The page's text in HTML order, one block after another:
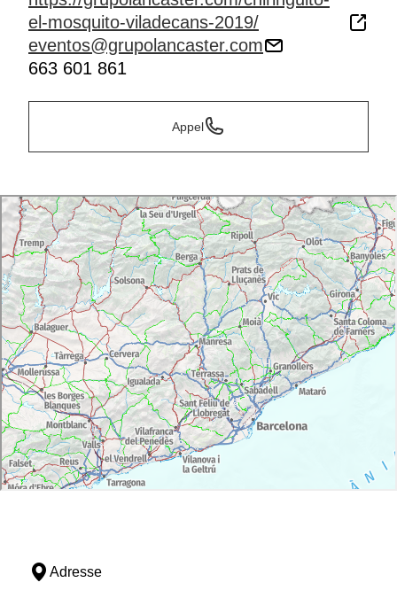
el-mosquito-viladecans-2019/
eventos@grupolancaster.com
663 601 861
Appel
Adresse